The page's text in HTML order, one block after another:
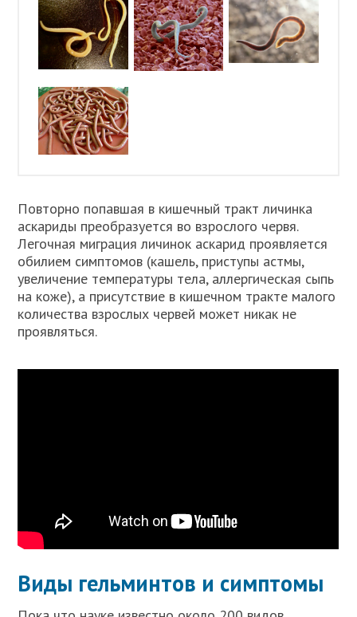
Повторно попавшая в кишечный тракт личинка
аскариды преобразуется во взрослого червя.
Легочная миграция личинок аскарид проявляется
обилием симптомов (кашель, приступы астмы,
увеличение температуры тела, аллергическая сыпь
на коже), а присутствие в кишечном тракте малого
количества взрослых червей может никак не
проявляться.
Виды гельминтов и симптомы